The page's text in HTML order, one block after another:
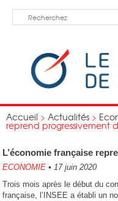
Accueil > Actualités >
reprend progressivement
L’économie française
ECONOMIE • 17 juin 2020
Trois mois après le début du
française, l’INSEE a établi un